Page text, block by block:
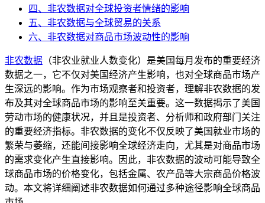
四、非农数据对全球投资者情绪的影响
五、非农数据与全球贸易的关系
六、非农数据对商品市场波动性的影响
非农数据 （非农业就业人数变化）是美国每月发布的重要经济
数据之一，它不仅对美国经济产生影响，也对全球商品市场产
生深远的影响。作为市场观察者和投资者，理解非农数据的发
布及其对全球商品市场的影响至关重要。这一数据揭示了美国
劳动市场的健康状况，并且是投资者、分析师和政府部门关注
的重要经济指标。非农数据的变化不仅反映了美国就业市场的
繁荣与萎缩，还能间接影响全球经济走向，尤其是对商品市场
的需求变化产生直接影响。因此，非农数据的波动可能导致全
球商品市场的价格变化，包括金属、农产品等大宗商品价格波
动。本文将详细阐述非农数据如何通过多种途径影响全球商品